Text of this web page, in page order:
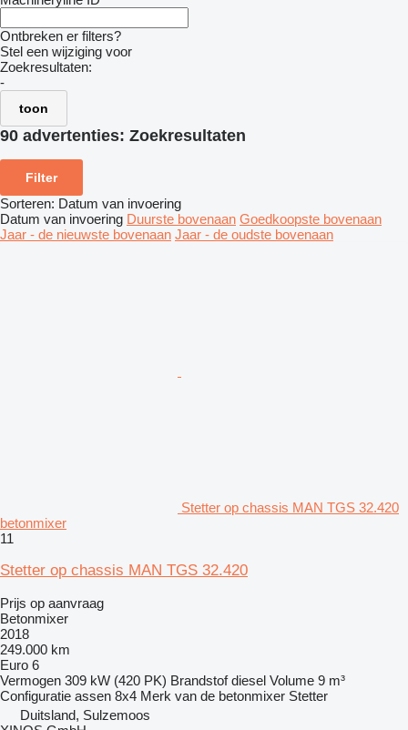
Ontbreken er filters?
Stel een wijziging voor
Zoekresultaten:
-
toon
90 advertenties: Zoekresultaten
Filter
Sorteren: Datum van invoering
Datum van invoering Duurste bovenaan Goedkoopste bovenaan
Jaar - de nieuwste bovenaan Jaar - de oudste bovenaan
Stetter op chassis MAN TGS 32.420
betonmixer
11
Stetter op chassis MAN TGS 32.420
Prijs op aanvraag
Betonmixer
2018
249.000 km
Euro 6
Vermogen 309 kW (420 PK) Brandstof diesel Volume 9 m³
Configuratie assen 8x4 Merk van de betonmixer Stetter
Duitsland, Sulzemoos